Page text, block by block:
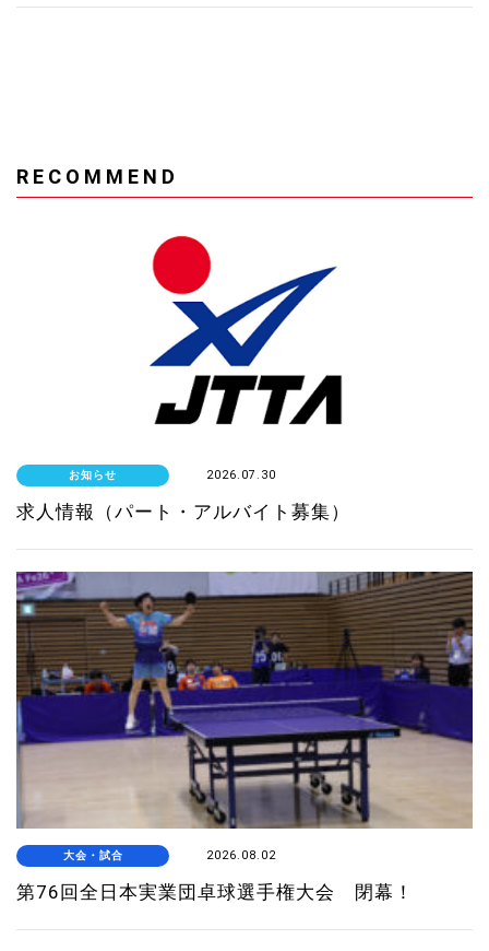
RECOMMEND
お知らせ 2026.07.30
求人情報（パート・アルバイト募集）
大会・試合 2026.08.02
第76回全日本実業団卓球選手権大会 閉幕！